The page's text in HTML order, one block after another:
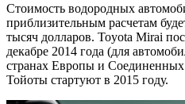
Стоимость водородных
приблизительным расчетам
тысяч долларов. Toyota Mirai
декабре 2014 года (для
странах Европы и
Тойоты стартуют в 2015 году.